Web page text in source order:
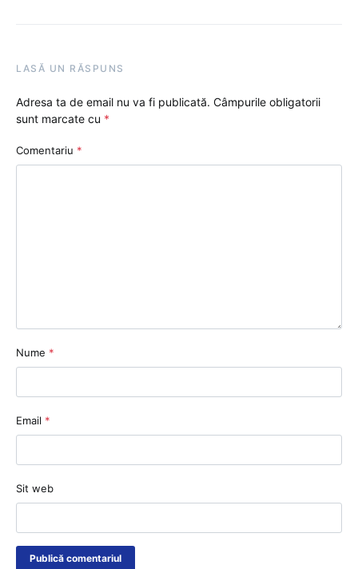
LASĂ UN RĂSPUNS
Adresa ta de email nu va fi publicată. Câmpurile obligatorii
sunt marcate cu *
Comentariu *
Nume *
Email *
Sit web